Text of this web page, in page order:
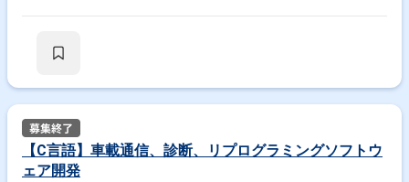
【C言語】車載通信、診断、リプログラミングソフトウ
ェア開発